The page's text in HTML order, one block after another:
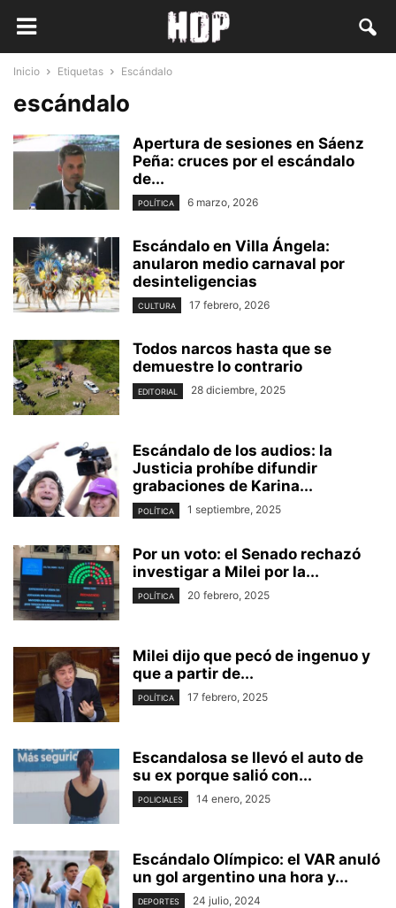
Inicio Etiquetas Escándalo
escándalo
Apertura de sesiones en Sáenz
Peña: cruces por el escándalo
de...
POLÍTICA 6 marzo, 2026
Escándalo en Villa Ángela:
anularon medio carnaval por
desinteligencias
CULTURA 17 febrero, 2026
Todos narcos hasta que se
demuestre lo contrario
EDITORIAL 28 diciembre, 2025
Escándalo de los audios: la
Justicia prohíbe difundir
grabaciones de Karina...
POLÍTICA 1 septiembre, 2025
Por un voto: el Senado rechazó
investigar a Milei por la...
POLÍTICA 20 febrero, 2025
Milei dijo que pecó de ingenuo y
que a partir de...
POLÍTICA 17 febrero, 2025
Escandalosa se llevó el auto de
su ex porque salió con...
POLICIALES 14 enero, 2025
Escándalo Olímpico: el VAR anuló
un gol argentino una hora y...
DEPORTES 24 julio, 2024